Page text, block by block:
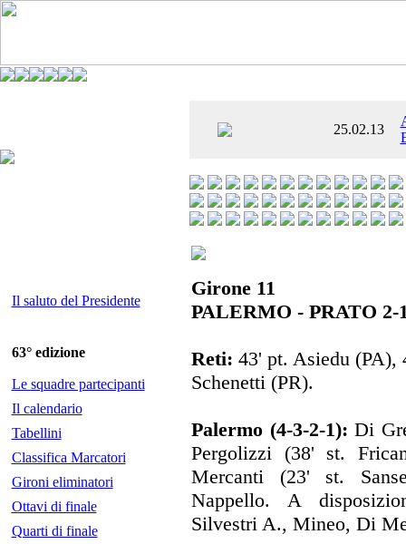
25.02.13
Il saluto del Presidente
63° edizione
Le squadre partecipanti
Il calendario
Tabellini
Classifica Marcatori
Gironi eliminatori
Ottavi di finale
Quarti di finale
Girone 11
PALERMO - PRATO 2-
Reti: 43' pt. Asiedu
Schenetti (PR).
Palermo (4-3-2-1):Di
Pergolizzi (38' st.
Mercanti (23' st.
Nappello. A
Silvestri A., Mineo, Di